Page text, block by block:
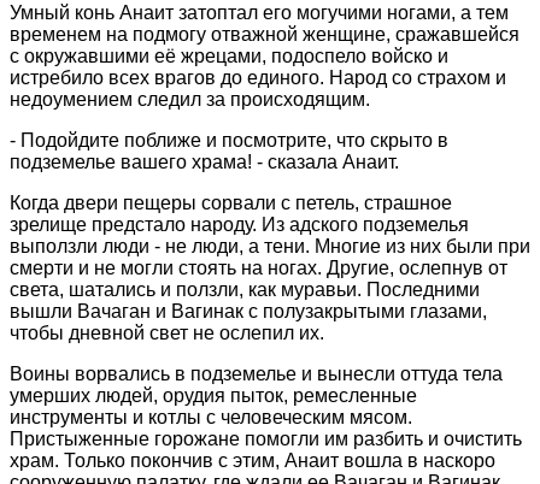
Умный конь Анаит затоптал его могучими ногами, а тем
временем на подмогу отважной женщине, сражавшейся
с окружавшими её жрецами, подоспело войско и
истребило всех врагов до единого. Народ со страхом и
недоумением следил за происходящим.
- Подойдите поближе и посмотрите, что скрыто в
подземелье вашего храма! - сказала Анаит.
Когда двери пещеры сорвали с петель, страшное
зрелище предстало народу. Из адского подземелья
выползли люди - не люди, а тени. Многие из них были при
смерти и не могли стоять на ногах. Другие, ослепнув от
света, шатались и ползли, как муравьи. Последними
вышли Вачаган и Вагинак с полузакрытыми глазами,
чтобы дневной свет не ослепил их.
Воины ворвались в подземелье и вынесли оттуда тела
умерших людей, орудия пыток, ремесленные
инструменты и котлы с человеческим мясом.
Пристыженные горожане помогли им разбить и очистить
храм. Только покончив с этим, Анаит вошла в наскоро